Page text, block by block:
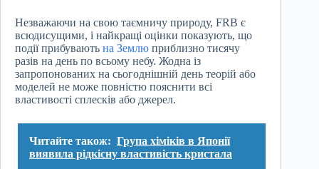
Незважаючи на свою таємничу природу, FRB є
всюдисущими, і найкращі оцінки показують, що
події прибувають на Землю приблизно тисячу
разів на день по всьому небу. Жодна із
запропонованих на сьогоднішній день теорій або
моделей не може повністю пояснити всі
властивості сплесків або джерел.
Читайте також: Група хіміків в Японії
виявила рідкісну властивість кристала